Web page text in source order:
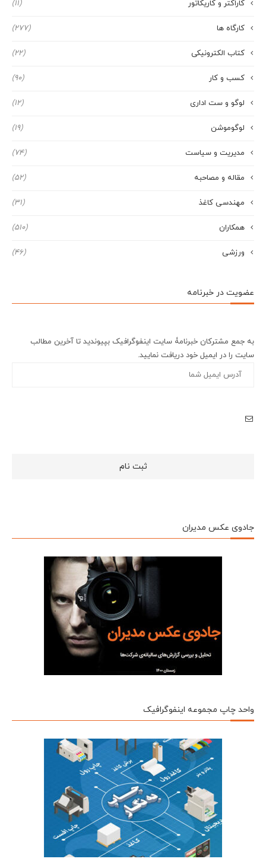
کاراکتر و کاریکاتور (11)
کارگاه ها (277)
کتاب الکترونیکی (22)
کسب و کار (90)
لوگو و ست اداری (12)
لوگوموشن (19)
مدیریت و سیاست (74)
مقاله و مصاحبه (52)
مهندسی کاغذ (31)
همکاران (510)
ورزشی (46)
عضویت در خبرنامه
به جمع مشترکان خبرنامۀ سایت اینفوگرافیک بپیوندید تا آخرین مطالب
سایت را در ایمیل خود دریافت نمایید.
جادوی عکس مدیران
واحد چاپ مجموعه اینفوگرافیک